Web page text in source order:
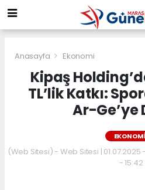
Anasayfa Ekonomi
Kipaş
TL’lik Katkı:
Ar-Ge’ye
EKONOMI
(Web Sitesi) - Web Sitesi | 01.07.2025
- 15:42